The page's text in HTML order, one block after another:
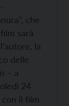
che
sarà
la
delle
– a
24
con il film